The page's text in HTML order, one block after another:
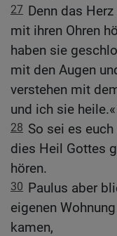
27 Denn das
mit ihren Ohren
haben sie
mit den Augen
verstehen mit
und ich sie heile.«
28 So sei es
dies Heil Gottes
hören.
30 Paulus aber
eigenen
kamen,